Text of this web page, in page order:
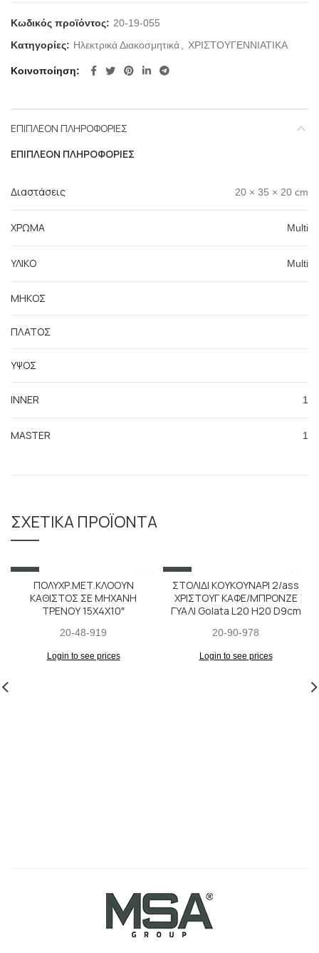
Κωδικός προϊόντος: 20-19-055
Κατηγορίες: Ηλεκτρικά Διακοσμητικά ΧΡΙΣΤΟΥΓΕΝΝΙΑΤΙΚΑ
Κοινοποίηση
ΕΠΙΠΛΈΟΝ ΠΛΗΡΟΦΟΡΊΕΣ
ΕΠΙΠΛΈΟΝ ΠΛΗΡΟΦΟΡΊΕΣ
Διαστάσεις 20 × 35 × 20 cm
ΧΡΩΜΑ Multi
ΥΛΙΚΟ Multi
ΜΗΚΟΣ
ΠΛΑΤΟΣ
ΥΨΟΣ
INNER 1
MASTER 1
ΣΧΕΤΙΚΆ ΠΡΟΪΌΝΤΑ
SALE
ΠΟΛΥΧΡ.ΜΕΤ.ΚΛΟΟΥΝ
ΚΑΘΙΣΤΟΣ ΣΕ ΜΗΧΑΝΗ
ΤΡΕΝΟΥ 15X4X10″
20-48-919
Login to see prices
SALE
ΣΤΟΛΙΔΙ ΚΟΥΚΟΥΝΑΡΙ 2/ass
ΧΡΙΣΤΟΥΓ ΚΑΦΕ/ΜΠΡΟΝΖΕ
ΓΥΑΛΙ Golata L20 H20 D9cm
20-90-978
Login to see prices